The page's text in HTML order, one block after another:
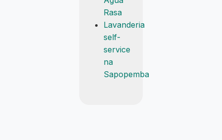
Rasa
Lavanderia
self-
service
na
Sapopemba